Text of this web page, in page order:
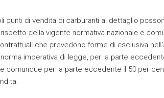
punti di vendita di carburanti al dettaglio
della vigente normativa nazionale e
che prevedono forme di esclusiva
imperativa di legge, per la parte
comunque per la parte eccedente il 50 per